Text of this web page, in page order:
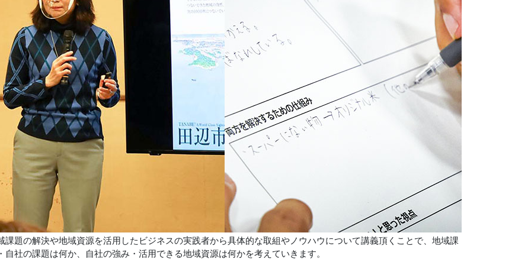
課題の解決や地域資源を活用したビジネスの実践者から具体的な取組やノウハウについて講義頂くことで、地域課
自社の課題は何か、自社の強み・活用できる地域資源は何かを考えていきます。